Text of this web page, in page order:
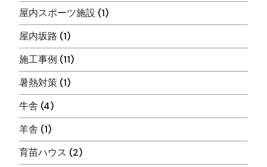
屋内スポーツ施設 (1)
屋内坂路 (1)
施工事例 (11)
暑熱対策 (1)
牛舎 (4)
羊舎 (1)
育苗ハウス (2)